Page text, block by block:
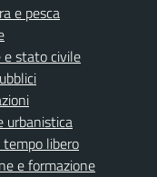
e pesca
e stato civile
urbanistica
libero
e formazione